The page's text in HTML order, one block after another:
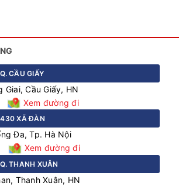
CẦU GIẤY
Cầu Giấy, HN
Xem đường đi
430 XÃ ĐÀN
Đa, Tp. Hà Nội
Xem đường đi
THANH XUÂN
Thanh Xuân, HN